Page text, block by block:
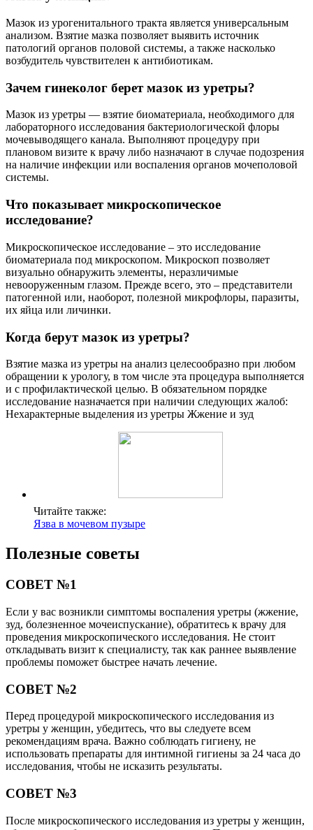
Мазок из урогенитального тракта является универсальным
анализом. Взятие мазка позволяет выявить источник
патологий органов половой системы, а также насколько
возбудитель чувствителен к антибиотикам.
Зачем гинеколог берет мазок из уретры?
Мазок из уретры — взятие биоматериала, необходимого для
лабораторного исследования бактериологической флоры
мочевыводящего канала. Выполняют процедуру при
плановом визите к врачу либо назначают в случае подозрения
на наличие инфекции или воспаления органов мочеполовой
системы.
Что показывает микроскопическое
исследование?
Микроскопическое исследование – это исследование
биоматериала под микроскопом. Микроскоп позволяет
визуально обнаружить элементы, неразличимые
невооруженным глазом. Прежде всего, это – представители
патогенной или, наоборот, полезной микрофлоры, паразиты,
их яйца или личинки.
Когда берут мазок из уретры?
Взятие мазка из уретры на анализ целесообразно при любом
обращении к урологу, в том числе эта процедура выполняется
и с профилактической целью. В обязательном порядке
исследование назначается при наличии следующих жалоб:
Нехарактерные выделения из уретры Жжение и зуд
Читайте также:
Язва в мочевом пузыре
Полезные советы
СОВЕТ №1
Если у вас возникли симптомы воспаления уретры (жжение,
зуд, болезненное мочеиспускание), обратитесь к врачу для
проведения микроскопического исследования. Не стоит
откладывать визит к специалисту, так как раннее выявление
проблемы поможет быстрее начать лечение.
СОВЕТ №2
Перед процедурой микроскопического исследования из
уретры у женщин, убедитесь, что вы следуете всем
рекомендациям врача. Важно соблюдать гигиену, не
использовать препараты для интимной гигиены за 24 часа до
исследования, чтобы не исказить результаты.
СОВЕТ №3
После микроскопического исследования из уретры у женщин,